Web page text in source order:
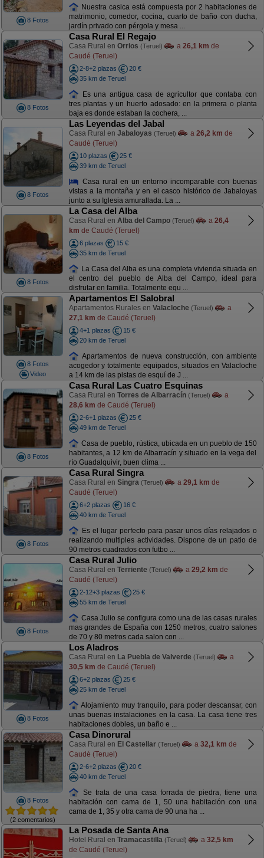
8 Fotos
Nuestra casica está compuesta por 2 habitaciones de
matrimonio, comedor, cocina, cuarto de baño con ducha,
jardín privado con pérgola y mesa ...
8 Fotos
Casa Rural El Regajo
Casa Rural en Orrios (Teruel) a 26,1 km de
Caudé (Teruel)
2-8+2 plazas
20 €
35 km de Teruel
Es una antigua casa de agricultor que contaba con
tres plantas y un huerto adosado: en la primera o planta
baja es donde estaban la cochera, ...
8 Fotos
Las Leyendas del Jabal
Casa Rural en Jabaloyas (Teruel) a 26,2 km de
Caudé (Teruel)
10 plazas
25 €
39 km de Teruel
Casa rural en un entorno incomparable con buenas
vistas a la montaña y en el casco histórico de Jabaloyas
junto a su Iglesia amurallada. La ...
8 Fotos
La Casa del Alba
Casa Rural en Alba del Campo (Teruel) a 26,4
km de Caudé (Teruel)
6 plazas
15 €
35 km de Teruel
La Casa del Alba es una completa vivienda situada en
el centro del pueblo de Alba del Campo, ideal para
disfrutar en familia. Totalmente equ ...
8 Fotos
Video
Apartamentos El Salobral
Apartamentos Rurales en Valacloche (Teruel)
a
27,1 km de Caudé (Teruel)
4+1 plazas
15 €
20 km de Teruel
Apartamentos de nueva construcción, con ambiente
acogedor y totalmente equipados, situados en Valacloche
a 14 km de las pistas de esquí de J ...
8 Fotos
Casa Rural Las Cuatro Esquinas
Casa Rural en Torres de Albarracín (Teruel)
a
28,6 km de Caudé (Teruel)
2-6+1 plazas
25 €
49 km de Teruel
Casa de pueblo, rústica, ubicada en un pueblo de 150
habitantes, a 12 km de Albarracín y situado en la vega del
río Guadalquivir, buen clima ...
8 Fotos
Casa Rural Singra
Casa Rural en Singra (Teruel) a 29,1 km de
Caudé (Teruel)
6+2 plazas
16 €
40 km de Teruel
Es el lugar perfecto para pasar unos días relajados o
realizando multiples actividades. Dispone de un patio de
90 metros cuadrados con futbo ...
8 Fotos
Casa Rural Julio
Casa Rural en Terriente (Teruel) a 29,2 km de
Caudé (Teruel)
2-12+3 plazas
25 €
55 km de Teruel
Casa Julio se configura como una de las casas rurales
mas grandes de España con 1250 metros, cuatro salones
de 70 y 80 metros cada salon con ...
8 Fotos
Los Aladros
Casa Rural en La Puebla de Valverde (Teruel)
a
30,5 km de Caudé (Teruel)
6+2 plazas
25 €
25 km de Teruel
Alojamiento muy tranquilo, para poder descansar, con
unas buenas instalaciones en la casa. La casa tiene tres
habitaciones dobles, un baño e ...
8 Fotos
(2 comentarios)
Casa Dinorural
Casa Rural en El Castellar (Teruel) a 32,1 km de
Caudé (Teruel)
2-6+2 plazas
20 €
40 km de Teruel
Se trata de una casa forrada de piedra, tiene una
habitación con cama de 1, 50 una habitación con una
cama de 1, 35 y otra cama de 90 una ha ...
La Posada de Santa Ana
Hotel Rural en Tramacastilla (Teruel) a 32,5 km
de Caudé (Teruel)